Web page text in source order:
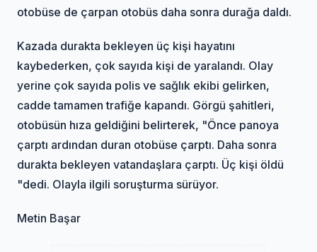
otobüse de çarpan otobüs daha sonra durağa daldı.
Kazada durakta bekleyen üç kişi hayatını
kaybederken, çok sayıda kişi de yaralandı. Olay
yerine çok sayıda polis ve sağlık ekibi gelirken,
cadde tamamen trafiğe kapandı. Görgü şahitleri,
otobüsün hıza geldiğini belirterek, "Önce panoya
çarptı ardından duran otobüse çarptı. Daha sonra
durakta bekleyen vatandaşlara çarptı. Üç kişi öldü
"dedi. Olayla ilgili soruşturma sürüyor.
Metin Başar